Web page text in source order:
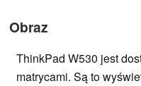
Obraz
ThinkPad W530 jest
matrycami. Są to